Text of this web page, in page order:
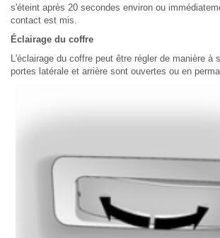
s'éteint après 20 secondes environ ou
contact est mis.
Éclairage du coffre
L'éclairage du coffre peut être régler de manière à
portes latérale et arrière sont ouvertes ou en